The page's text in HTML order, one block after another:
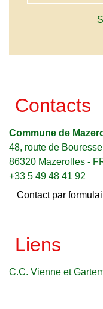
Contacts
Commune de
48, route de Bouresse
86320 Mazerolles -
+33 5 49 48 41 92
Contact par
Liens
C.C. Vienne et